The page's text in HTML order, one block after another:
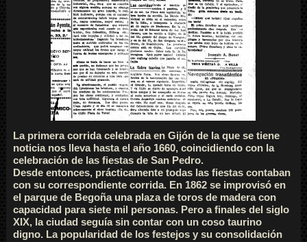
La primera corrida celebrada en Gijón de la que se tiene
noticia nos lleva hasta el año 1660, coincidiendo con la
celebración de las fiestas de San Pedro.
Desde entonces, prácticamente todas las fiestas contaban
con su correspondiente corrida. En 1862 se improvisó en
el parque de Begoña una plaza de toros de madera con
capacidad para siete mil personas. Pero a finales del siglo
XIX, la ciudad seguía sin contar con un coso taurino
digno. La popularidad de los festejos y su consolidación